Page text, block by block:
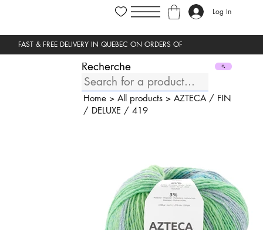
Log In
Recherche
Home> All products> AZTECA / FIN
/ DELUXE / 419